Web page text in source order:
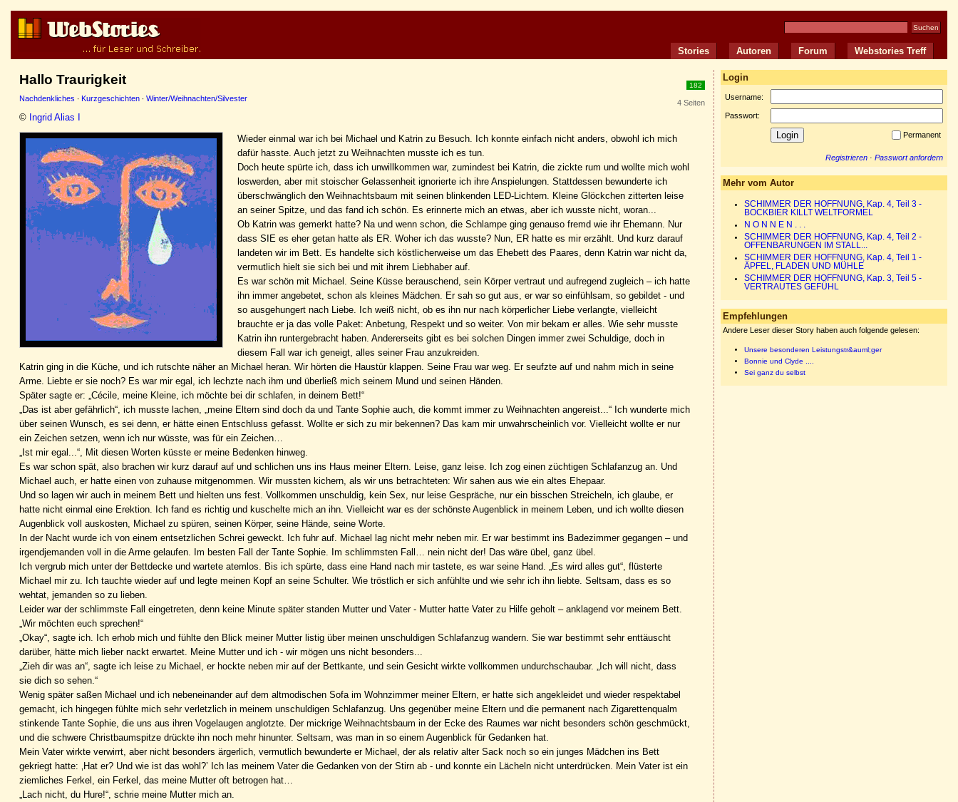
Stories Autoren Forum Webstories Treff
182
4 Seiten
Hallo Traurigkeit
Nachdenkliches · Kurzgeschichten · Winter/Weihnachten/Silvester
© Ingrid Alias I
Wieder einmal war ich bei Michael und Katrin zu Besuch. Ich konnte einfach nicht anders, obwohl ich mich
dafür hasste. Auch jetzt zu Weihnachten musste ich es tun.
Doch heute spürte ich, dass ich unwillkommen war, zumindest bei Katrin, die zickte rum und wollte mich wohl
loswerden, aber mit stoischer Gelassenheit ignorierte ich ihre Anspielungen. Stattdessen bewunderte ich
überschwänglich den Weihnachtsbaum mit seinen blinkenden LED-Lichtern. Kleine Glöckchen zitterten leise
an seiner Spitze, und das fand ich schön. Es erinnerte mich an etwas, aber ich wusste nicht, woran...
Ob Katrin was gemerkt hatte? Na und wenn schon, die Schlampe ging genauso fremd wie ihr Ehemann. Nur
dass SIE es eher getan hatte als ER. Woher ich das wusste? Nun, ER hatte es mir erzählt. Und kurz darauf
landeten wir im Bett. Es handelte sich köstlicherweise um das Ehebett des Paares, denn Katrin war nicht da,
vermutlich hielt sie sich bei und mit ihrem Liebhaber auf.
Es war schön mit Michael. Seine Küsse berauschend, sein Körper vertraut und aufregend zugleich – ich hatte
ihn immer angebetet, schon als kleines Mädchen. Er sah so gut aus, er war so einfühlsam, so gebildet - und
so ausgehungert nach Liebe. Ich weiß nicht, ob es ihn nur nach körperlicher Liebe verlangte, vielleicht
brauchte er ja das volle Paket: Anbetung, Respekt und so weiter. Von mir bekam er alles. Wie sehr musste
Katrin ihn runtergebracht haben. Andererseits gibt es bei solchen Dingen immer zwei Schuldige, doch in
diesem Fall war ich geneigt, alles seiner Frau anzukreiden.
Katrin ging in die Küche, und ich rutschte näher an Michael heran. Wir hörten die Haustür klappen. Seine Frau war weg. Er seufzte auf und nahm mich in seine
Arme. Liebte er sie noch? Es war mir egal, ich lechzte nach ihm und überließ mich seinem Mund und seinen Händen.
Später sagte er: „Cécile, meine Kleine, ich möchte bei dir schlafen, in deinem Bett!“
„Das ist aber gefährlich“, ich musste lachen, „meine Eltern sind doch da und Tante Sophie auch, die kommt immer zu Weihnachten angereist...“ Ich wunderte mich
über seinen Wunsch, es sei denn, er hätte einen Entschluss gefasst. Wollte er sich zu mir bekennen? Das kam mir unwahrscheinlich vor. Vielleicht wollte er nur
ein Zeichen setzen, wenn ich nur wüsste, was für ein Zeichen…
„Ist mir egal...“, Mit diesen Worten küsste er meine Bedenken hinweg.
Es war schon spät, also brachen wir kurz darauf auf und schlichen uns ins Haus meiner Eltern. Leise, ganz leise. Ich zog einen züchtigen Schlafanzug an. Und
Michael auch, er hatte einen von zuhause mitgenommen. Wir mussten kichern, als wir uns betrachteten: Wir sahen aus wie ein altes Ehepaar.
Und so lagen wir auch in meinem Bett und hielten uns fest. Vollkommen unschuldig, kein Sex, nur leise Gespräche, nur ein bisschen Streicheln, ich glaube, er
hatte nicht einmal eine Erektion. Ich fand es richtig und kuschelte mich an ihn. Vielleicht war es der schönste Augenblick in meinem Leben, und ich wollte diesen
Augenblick voll auskosten, Michael zu spüren, seinen Körper, seine Hände, seine Worte.
In der Nacht wurde ich von einem entsetzlichen Schrei geweckt. Ich fuhr auf. Michael lag nicht mehr neben mir. Er war bestimmt ins Badezimmer gegangen – und
irgendjemanden voll in die Arme gelaufen. Im besten Fall der Tante Sophie. Im schlimmsten Fall… nein nicht der! Das wäre übel, ganz übel.
Ich vergrub mich unter der Bettdecke und wartete atemlos. Bis ich spürte, dass eine Hand nach mir tastete, es war seine Hand. „Es wird alles gut“, flüsterte
Michael mir zu. Ich tauchte wieder auf und legte meinen Kopf an seine Schulter. Wie tröstlich er sich anfühlte und wie sehr ich ihn liebte. Seltsam, dass es so
wehtat, jemanden so zu lieben.
Leider war der schlimmste Fall eingetreten, denn keine Minute später standen Mutter und Vater - Mutter hatte Vater zu Hilfe geholt – anklagend vor meinem Bett.
„Wir möchten euch sprechen!“
„Okay“, sagte ich. Ich erhob mich und fühlte den Blick meiner Mutter listig über meinen unschuldigen Schlafanzug wandern. Sie war bestimmt sehr enttäuscht
darüber, hätte mich lieber nackt erwartet. Meine Mutter und ich - wir mögen uns nicht besonders...
„Zieh dir was an“, sagte ich leise zu Michael, er hockte neben mir auf der Bettkante, und sein Gesicht wirkte vollkommen undurchschaubar. „Ich will nicht, dass
sie dich so sehen.“
Wenig später saßen Michael und ich nebeneinander auf dem altmodischen Sofa im Wohnzimmer meiner Eltern, er hatte sich angekleidet und wieder respektabel
gemacht, ich hingegen fühlte mich sehr verletzlich in meinem unschuldigen Schlafanzug. Uns gegenüber meine Eltern und die permanent nach Zigarettenqualm
stinkende Tante Sophie, die uns aus ihren Vogelaugen anglotzte. Der mickrige Weihnachtsbaum in der Ecke des Raumes war nicht besonders schön geschmückt,
und die schwere Christbaumspitze drückte ihn noch mehr hinunter. Seltsam, was man in so einem Augenblick für Gedanken hat.
Mein Vater wirkte verwirrt, aber nicht besonders ärgerlich, vermutlich bewunderte er Michael, der als relativ alter Sack noch so ein junges Mädchen ins Bett
gekriegt hatte: ‚Hat er? Und wie ist das wohl?’ Ich las meinem Vater die Gedanken von der Stirn ab - und konnte ein Lächeln nicht unterdrücken. Mein Vater ist ein
ziemliches Ferkel, ein Ferkel, das meine Mutter oft betrogen hat…
„Lach nicht, du Hure!“, schrie meine Mutter mich an.
Login
Username:
Passwort:
Permanent
Registrieren · Passwort anfordern
Mehr vom Autor
SCHIMMER DER HOFFNUNG, Kap. 4, Teil 3 -
BOCKBIER KILLT WELTFORMEL
N O N N E N . . .
SCHIMMER DER HOFFNUNG, Kap. 4, Teil 2 -
OFFENBARUNGEN IM STALL...
SCHIMMER DER HOFFNUNG, Kap. 4, Teil 1 -
ÄPFEL, FLADEN UND MÜHLE
SCHIMMER DER HOFFNUNG, Kap. 3, Teil 5 -
VERTRAUTES GEFÜHL
Empfehlungen
Andere Leser dieser Story haben auch folgende gelesen:
Unsere besonderen Leistungstr&auml;ger
Bonnie und Clyde ....
Sei ganz du selbst